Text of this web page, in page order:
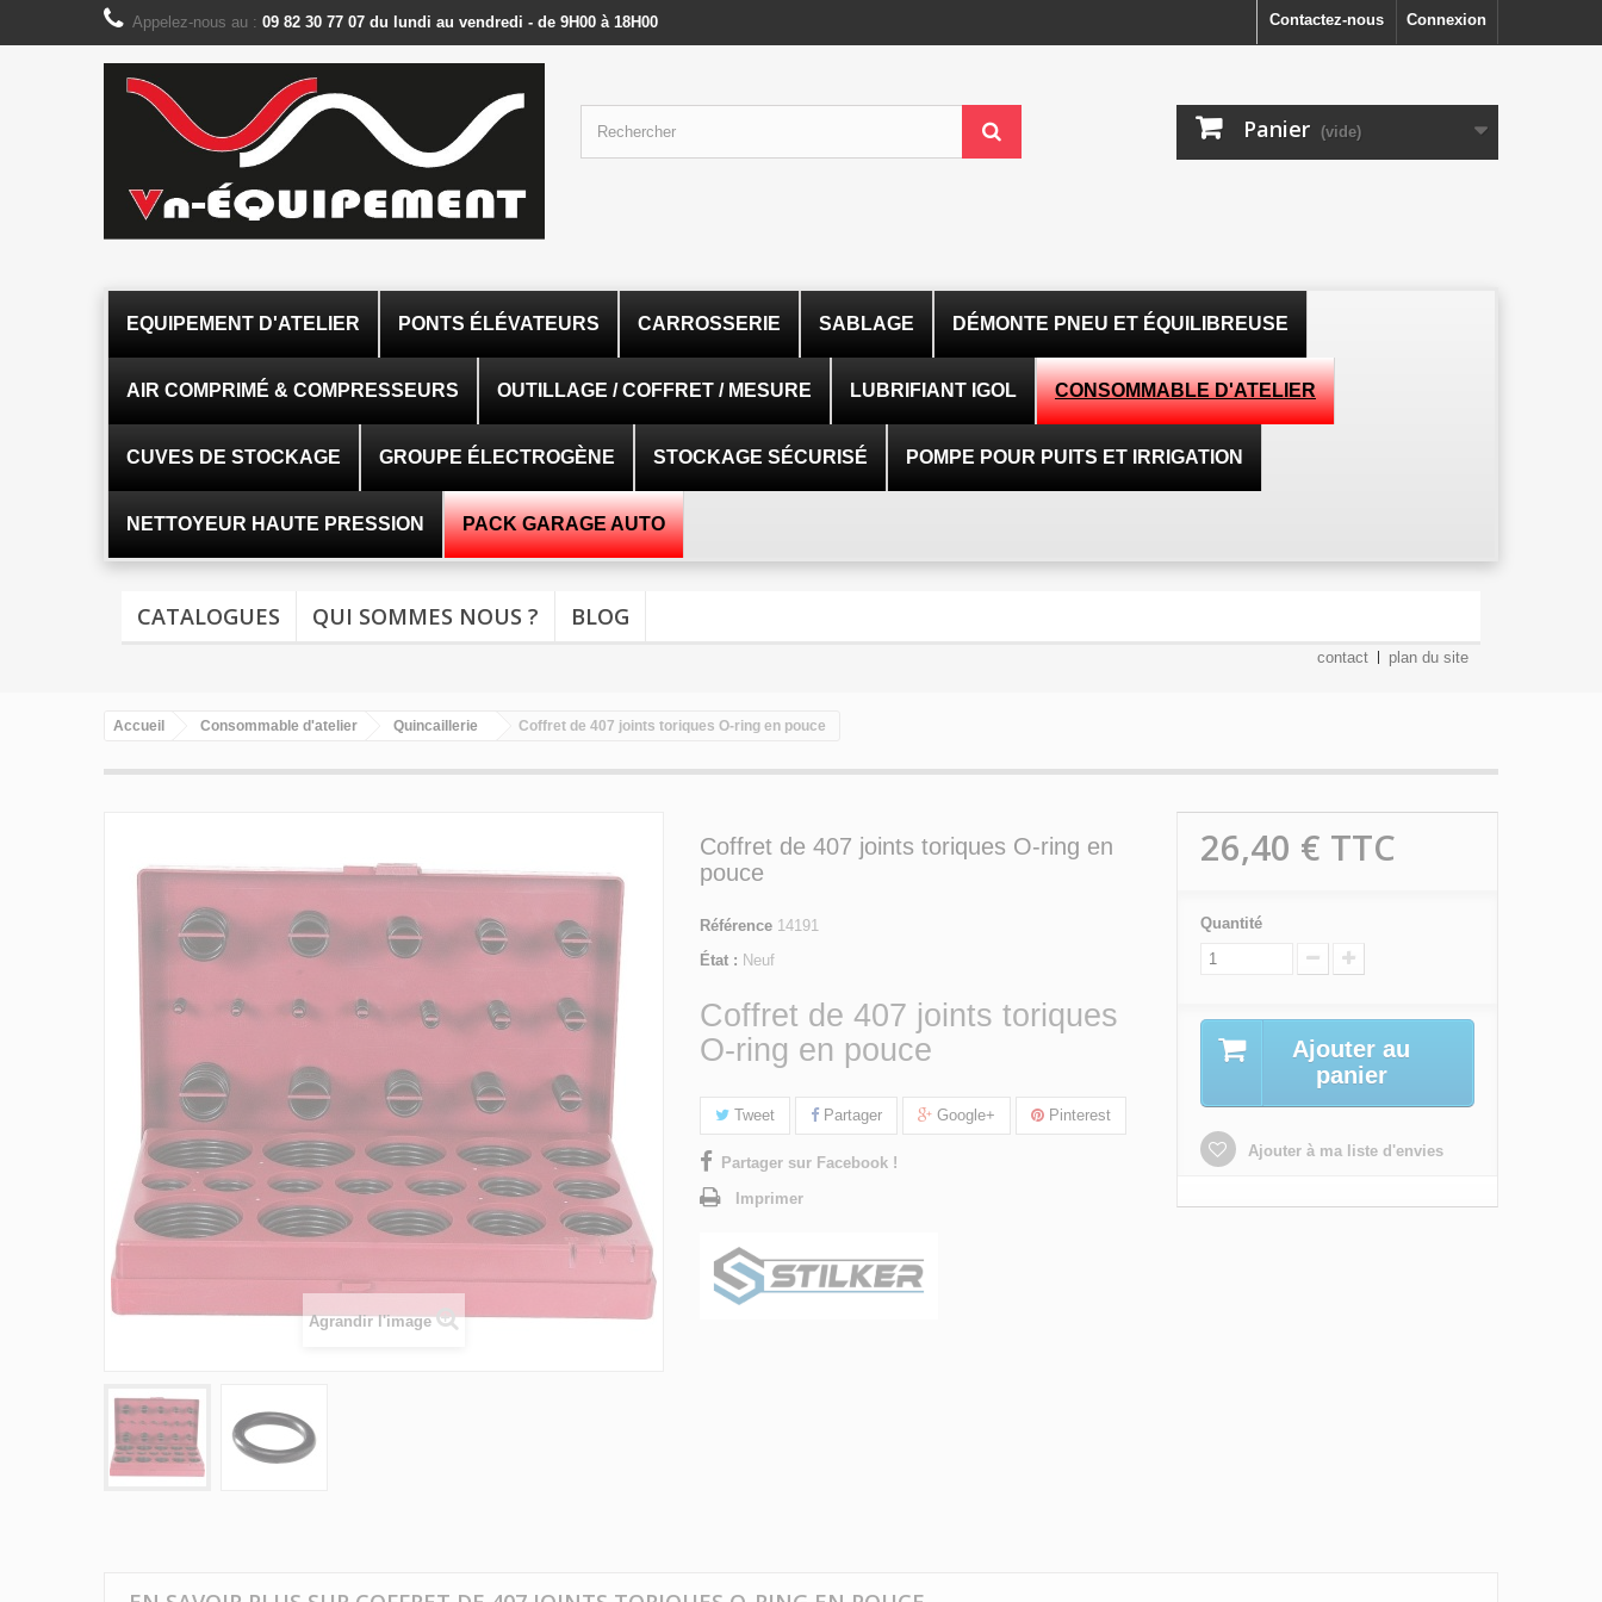
Panneau de gestion des cookies
Connexion
Contactez-nous
Appelez-nous au : 09 82 30 77 07 du lundi au vendredi - de 9H00 à 18H00
Panier (vide)
EQUIPEMENT D'ATELIER PONTS ÉLÉVATEURS CARROSSERIE SABLAGE DÉMONTE PNEU ET ÉQUILIBREUSE
AIR COMPRIMÉ & COMPRESSEURS OUTILLAGE / COFFRET / MESURE LUBRIFIANT IGOL CONSOMMABLE D'ATELIER
CUVES DE STOCKAGE GROUPE ÉLECTROGÈNE STOCKAGE SÉCURISÉ POMPE POUR PUITS ET IRRIGATION
NETTOYEUR HAUTE PRESSION PACK GARAGE AUTO
CATALOGUES QUI SOMMES NOUS ? BLOG
contact plan du site
Accueil Consommable d'atelier Quincaillerie Coffret de 407 joints toriques O-ring en pouce
Agrandir l'image
Coffret de 407 joints toriques O-ring en
pouce
Référence 14191
État : Neuf
Coffret de 407 joints toriques
O-ring en pouce
Tweet Partager Google+ Pinterest
Partager sur Facebook !
Imprimer
26,40 € TTC
Quantité
Ajouter au
panier
Ajouter à ma liste d'envies